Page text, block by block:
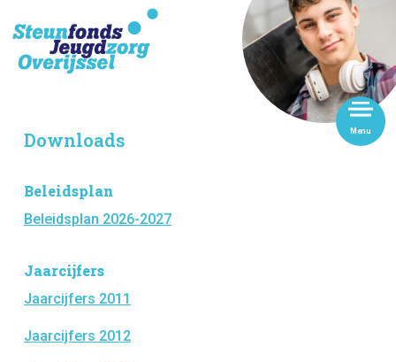
Downloads
Beleidsplan
Beleidsplan 2026-2027
Jaarcijfers
Jaarcijfers 2011
Jaarcijfers 2012